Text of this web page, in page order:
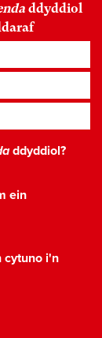
ddyddiol
ddyddiol?
ein
cytuno i'n